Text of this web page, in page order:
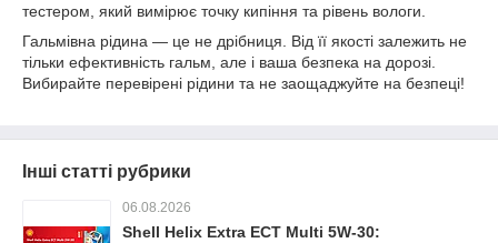
тестером, який вимірює точку кипіння та рівень вологи.
Гальмівна рідина — це не дрібниця. Від її якості залежить не
тільки ефективність гальм, але і ваша безпека на дорозі.
Вибирайте перевірені рідини та не заощаджуйте на безпеці!
Інші статті рубрики
06.08.2026
Shell Helix Extra ECT Multi 5W-30: